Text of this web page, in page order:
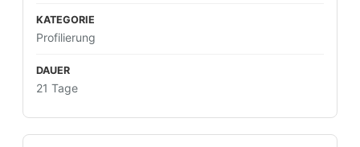
Profilierung
21 Tage